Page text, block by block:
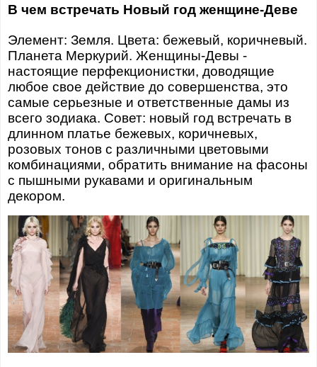
В чем встречать Новый год женщине-Деве
Элемент: Земля. Цвета: бежевый, коричневый.
Планета Меркурий. Женщины-Девы -
настоящие перфекционистки, доводящие
любое свое действие до совершенства, это
самые серьезные и ответственные дамы из
всего зодиака. Совет: новый год встречать в
длинном платье бежевых, коричневых,
розовых тонов с различными цветовыми
комбинациями, обратить внимание на фасоны
с пышными рукавами и оригинальным
декором.